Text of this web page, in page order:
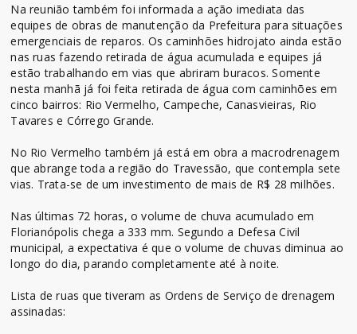
Na reunião também foi informada a ação imediata das
equipes de obras de manutenção da Prefeitura para situações
emergenciais de reparos. Os caminhões hidrojato ainda estão
nas ruas fazendo retirada de água acumulada e equipes já
estão trabalhando em vias que abriram buracos. Somente
nesta manhã já foi feita retirada de água com caminhões em
cinco bairros: Rio Vermelho, Campeche, Canasvieiras, Rio
Tavares e Córrego Grande.
No Rio Vermelho também já está em obra a macrodrenagem
que abrange toda a região do Travessão, que contempla sete
vias. Trata-se de um investimento de mais de R$ 28 milhões.
Nas últimas 72 horas, o volume de chuva acumulado em
Florianópolis chega a 333 mm. Segundo a Defesa Civil
municipal, a expectativa é que o volume de chuvas diminua ao
longo do dia, parando completamente até à noite.
Lista de ruas que tiveram as Ordens de Serviço de drenagem
assinadas: